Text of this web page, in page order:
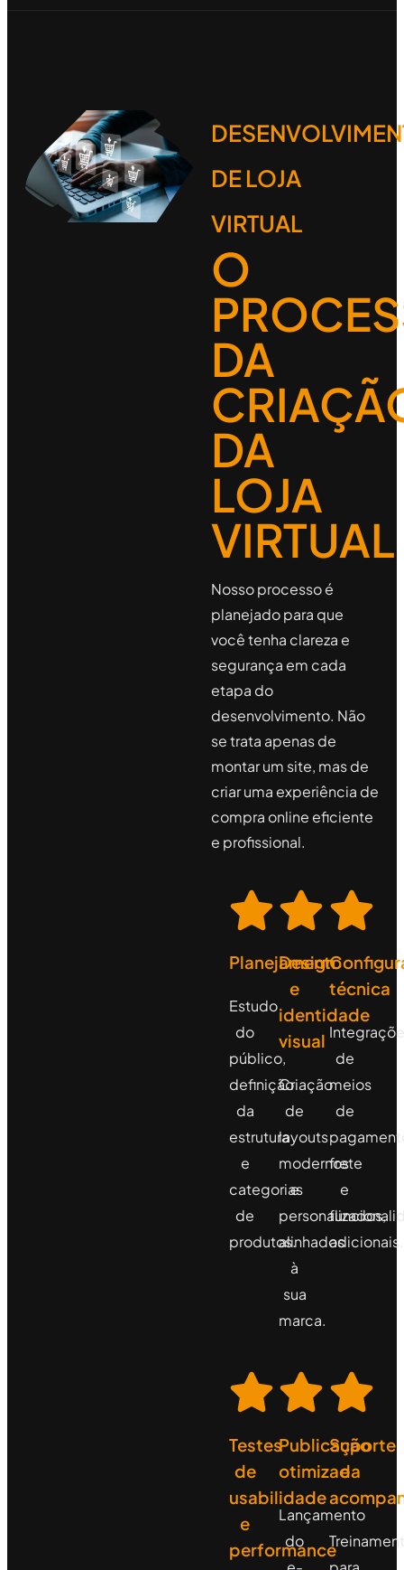
DE LOJA
VIRTUAL
O
DA
DA
LOJA
VIRTUAL
Nosso processo é
planejado para que
você tenha clareza e
segurança em cada
etapa do
desenvolvimento. Não
se trata apenas de
montar um site, mas de
criar uma experiência de
compra online eficiente
e profissional.
Planejamento
Estudo
do
público,
definição
da
estrutura
e
categorias
de
produtos.
Design
e
identidade
visual
Criação
de
layouts
modernos
e
personalizados,
alinhados
à
sua
marca.
técnica
de
meios
de
frete
e
adicionais.
Testes
de
usabilidade
e
performance
Publicação
otimizada
Lançamento
do
Suporte
e